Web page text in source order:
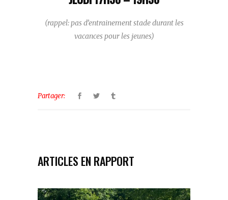
(rappel: pas d’entrainement stade durant les
vacances pour les jeunes)
Partager:
ARTICLES EN RAPPORT